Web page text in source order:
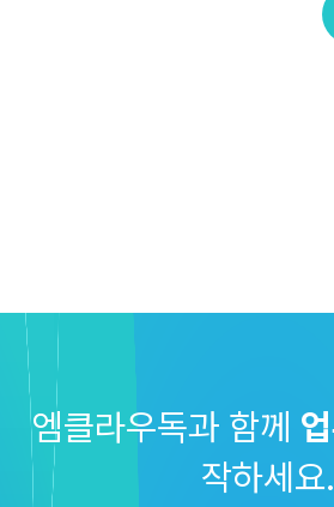
엠클라우독과 함께
작하세요.